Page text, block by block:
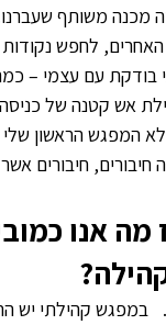
מכנה משותף
לחפש
בודקת עם עצמי –
אש קטנה של
המפגש הראשון
חיבורים, חיבורים
מה אנו
במפגש קהילתי יש